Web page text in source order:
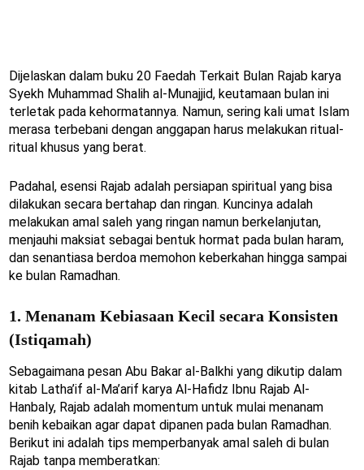
Dijelaskan dalam buku 20 Faedah Terkait Bulan Rajab karya
Syekh Muhammad Shalih al-Munajjid, keutamaan bulan ini
terletak pada kehormatannya. Namun, sering kali umat Islam
merasa terbebani dengan anggapan harus melakukan ritual-
ritual khusus yang berat.
Padahal, esensi Rajab adalah persiapan spiritual yang bisa
dilakukan secara bertahap dan ringan. Kuncinya adalah
melakukan amal saleh yang ringan namun berkelanjutan,
menjauhi maksiat sebagai bentuk hormat pada bulan haram,
dan senantiasa berdoa memohon keberkahan hingga sampai
ke bulan Ramadhan.
1. Menanam Kebiasaan Kecil secara Konsisten
(Istiqamah)
Sebagaimana pesan Abu Bakar al-Balkhi yang dikutip dalam
kitab Latha’if al-Ma’arif karya Al-Hafidz Ibnu Rajab Al-
Hanbaly, Rajab adalah momentum untuk mulai menanam
benih kebaikan agar dapat dipanen pada bulan Ramadhan.
Berikut ini adalah tips memperbanyak amal saleh di bulan
Rajab tanpa memberatkan: